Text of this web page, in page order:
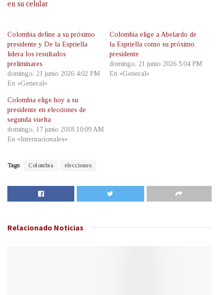
en su celular
Colombia define a su próximo
presidente y De la Espriella
lidera los resultados
preliminares
domingo, 21 junio 2026 4:02 PM
En «General»
Colombia elige a Abelardo de
la Espriella como su próximo
presidente
domingo, 21 junio 2026 5:04 PM
En «General»
Colombia elige hoy a su
presidente en elecciones de
segunda vuelta
domingo, 17 junio 2018 10:09 AM
En «Internacionales»
Tags: Colombia elecciones
Relacionado Noticias